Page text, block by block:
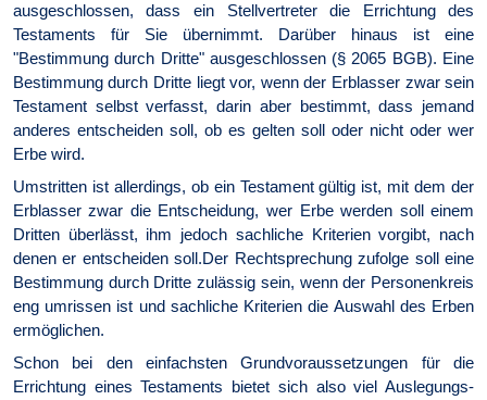
ausgeschlossen, dass ein Stellvertreter die Errichtung des
Testaments für Sie übernimmt. Darüber hinaus ist eine
"Bestimmung durch Dritte" ausgeschlossen (§ 2065 BGB). Eine
Bestimmung durch Dritte liegt vor, wenn der Erblasser zwar sein
Testament selbst verfasst, darin aber bestimmt, dass jemand
anderes entscheiden soll, ob es gelten soll oder nicht oder wer
Erbe wird.
Umstritten ist allerdings, ob ein Testament gültig ist, mit dem der
Erblasser zwar die Entscheidung, wer Erbe werden soll einem
Dritten überlässt, ihm jedoch sachliche Kriterien vorgibt, nach
denen er entscheiden soll.Der Rechtsprechung zufolge soll eine
Bestimmung durch Dritte zulässig sein, wenn der Personenkreis
eng umrissen ist und sachliche Kriterien die Auswahl des Erben
ermöglichen.
Schon bei den einfachsten Grundvoraussetzungen für die
Errichtung eines Testaments bietet sich also viel Auslegungs­